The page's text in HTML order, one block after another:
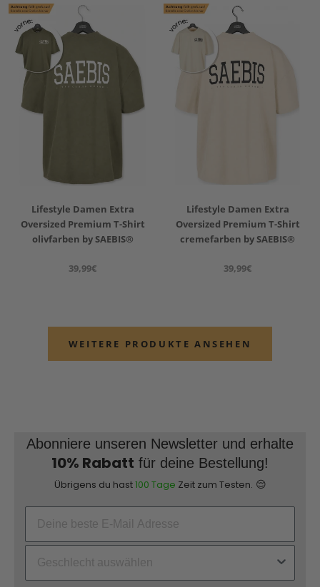
Lifestyle Damen Extra
Oversized Premium T-Shirt
olivfarben by SAEBIS®
39,99€
Lifestyle Damen Extra
Oversized Premium T-Shirt
cremefarben by SAEBIS®
39,99€
WEITERE PRODUKTE ANSEHEN
Abonniere unseren Newsletter und erhalte
10% Rabatt für deine Bestellung!
Übrigens du hast100 Tage Zeit zum Testen. 😌